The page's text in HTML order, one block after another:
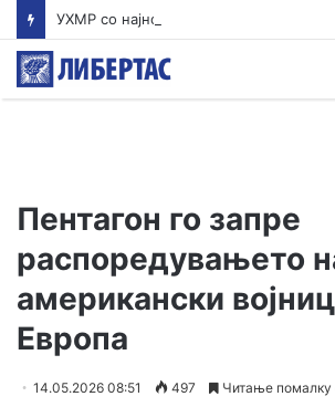
Пентагон го запре
распоредувањето
американски
Европа
14.05.2026 08:51 497 Читање помалку